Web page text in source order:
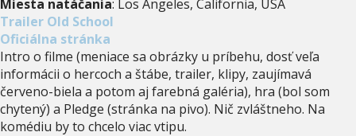
Miesta natáčania: Los Angeles, California, USA
Trailer Old School
Oficiálna stránka
Intro o filme (meniace sa obrázky u príbehu, dosť veľa
informácii o hercoch a štábe, trailer, klipy, zaujímavá
červeno-biela a potom aj farebná galéria), hra (bol som
chytený) a Pledge (stránka na pivo). Nič zvláštneho. Na
komédiu by to chcelo viac vtipu.